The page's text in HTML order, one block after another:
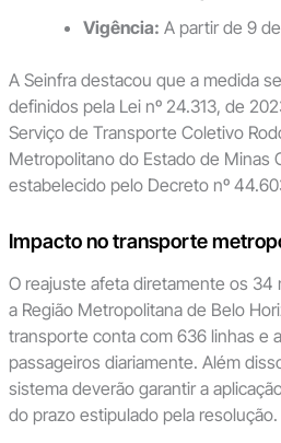
Vigência: A partir de 9
A Seinfra destacou que a medida
definidos pela Lei nº 24.313, de
Serviço de Transporte Coletivo
Metropolitano do Estado de Minas
estabelecido pelo Decreto nº
Impacto no transporte
O reajuste afeta diretamente os
a Região Metropolitana de Belo
transporte conta com 636 linhas e
passageiros diariamente. Além
sistema deverão garantir a
do prazo estipulado pela resolução.